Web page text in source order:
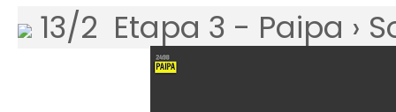
13/2 Etapa 3 - Paipa ›